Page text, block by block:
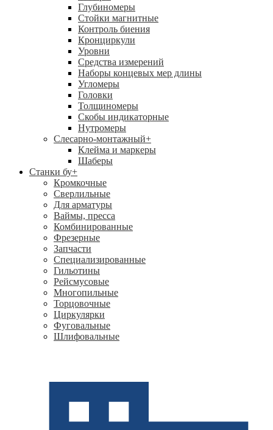
Глубиномеры
Стойки магнитные
Контроль биения
Кронциркули
Уровни
Средства измерений
Наборы концевых мер длины
Угломеры
Головки
Толщиномеры
Скобы индикаторные
Нутромеры
Слесарно-монтажный+
Клейма и маркеры
Шаберы
Станки бу+
Кромкочные
Сверлильные
Для арматуры
Ваймы, пресса
Комбинированные
Фрезерные
Запчасти
Специализированные
Гильотины
Рейсмусовые
Многопильные
Торцовочные
Циркулярки
Фуговальные
Шлифовальные